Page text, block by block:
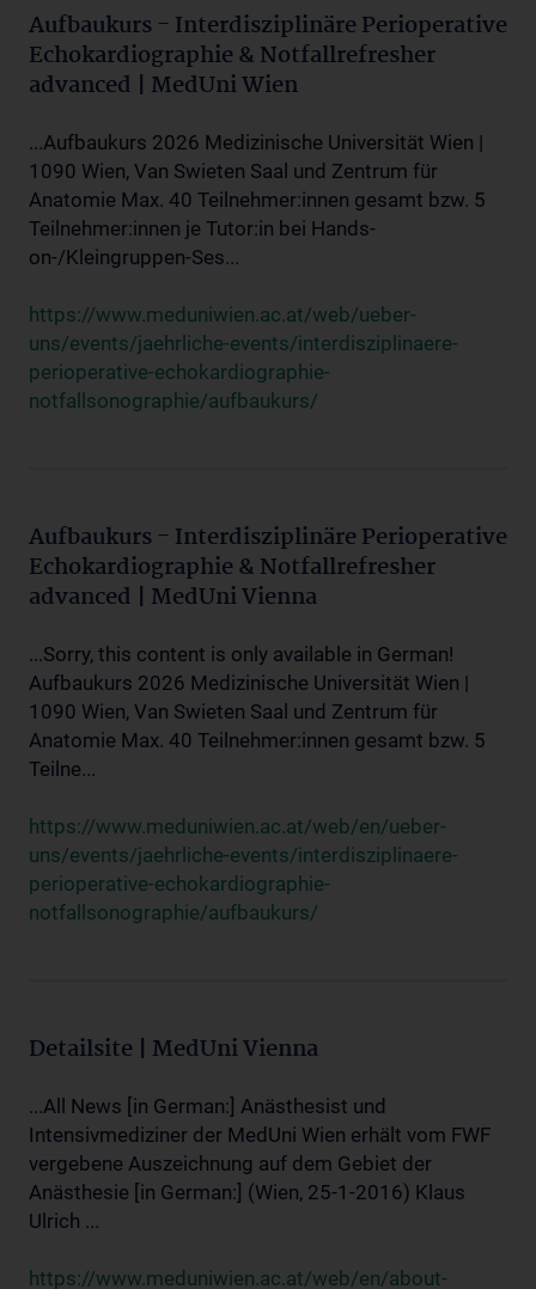
Aufbaukurs - Interdisziplinäre Perioperative
Echokardiographie & Notfallrefresher
advanced | MedUni Wien
...Aufbaukurs 2026 Medizinische Universität Wien |
1090 Wien, Van Swieten Saal und Zentrum für
Anatomie Max. 40 Teilnehmer:innen gesamt bzw. 5
Teilnehmer:innen je Tutor:in bei Hands-
on-/Kleingruppen-Ses...
https://www.meduniwien.ac.at/web/ueber-
uns/events/jaehrliche-events/interdisziplinaere-
perioperative-echokardiographie-
notfallsonographie/aufbaukurs/
Aufbaukurs - Interdisziplinäre Perioperative
Echokardiographie & Notfallrefresher
advanced | MedUni Vienna
...Sorry, this content is only available in German!
Aufbaukurs 2026 Medizinische Universität Wien |
1090 Wien, Van Swieten Saal und Zentrum für
Anatomie Max. 40 Teilnehmer:innen gesamt bzw. 5
Teilne...
https://www.meduniwien.ac.at/web/en/ueber-
uns/events/jaehrliche-events/interdisziplinaere-
perioperative-echokardiographie-
notfallsonographie/aufbaukurs/
Detailsite | MedUni Vienna
...All News [in German:] Anästhesist und
Intensivmediziner der MedUni Wien erhält vom FWF
vergebene Auszeichnung auf dem Gebiet der
Anästhesie [in German:] (Wien, 25-1-2016) Klaus
Ulrich ...
https://www.meduniwien.ac.at/web/en/about-